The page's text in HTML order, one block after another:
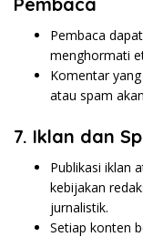
Pembaca
menghormati
Komentar
atau spam
7. Iklan dan
Publikasi iklan
kebijakan
jurnalistik.
Setiap konten